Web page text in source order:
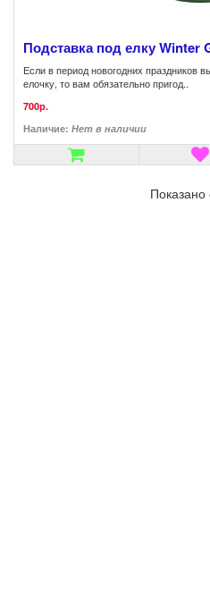
Подставка под елку Winter
Если в период новогодних праздников
елочку, то вам обязательно пригод..
700р.
Наличие: Нет в наличии
Показано